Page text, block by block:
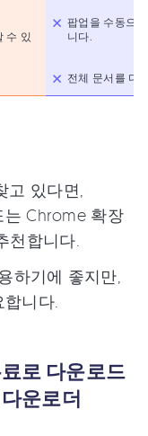
수 있
팝업을 수동으
니다.
전체 문서를 다
고 있다면,
는 Chrome 확장
천합니다.
하기에 좋지만,
니다.
로 다운로드
운로더